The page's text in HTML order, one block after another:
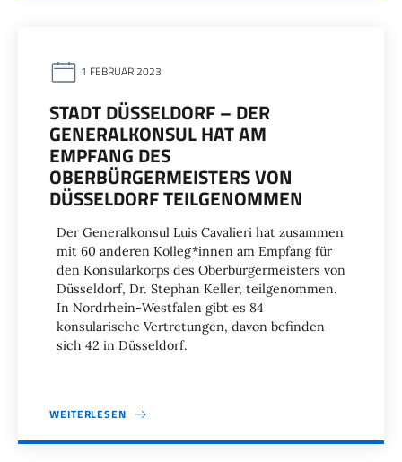
1 FEBRUAR 2023
STADT DÜSSELDORF – DER
GENERALKONSUL HAT AM
EMPFANG DES
OBERBÜRGERMEISTERS VON
DÜSSELDORF TEILGENOMMEN
Der Generalkonsul Luis Cavalieri hat zusammen
mit 60 anderen Kolleg*innen am Empfang für
den Konsularkorps des Oberbürgermeisters von
Düsseldorf, Dr. Stephan Keller, teilgenommen.
In Nordrhein-Westfalen gibt es 84
konsularische Vertretungen, davon befinden
sich 42 in Düsseldorf.
WEITERLESEN